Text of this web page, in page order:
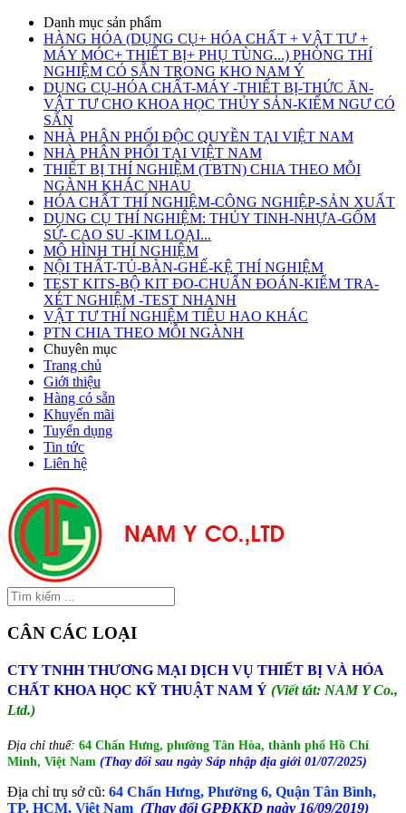
Danh mục sản phẩm
HÀNG HÓA (DỤNG CỤ+ HÓA CHẤT + VẬT TƯ +
MÁY MÓC+ THIẾT BỊ+ PHỤ TÙNG...) PHÒNG THÍ
NGHIỆM CÓ SẴN TRONG KHO NAM Ý
DỤNG CỤ-HÓA CHẤT-MÁY -THIẾT BỊ-THỨC ĂN-
VẬT TƯ CHO KHOA HỌC THỦY SẢN-KIỂM NGƯ CÓ
SẴN
NHÀ PHÂN PHỐI ĐỘC QUYỀN TẠI VIỆT NAM
NHÀ PHÂN PHỐI TẠI VIỆT NAM
THIẾT BỊ THÍ NGHIỆM (TBTN) CHIA THEO MỖI
NGÀNH KHÁC NHAU
HÓA CHẤT THÍ NGHIỆM-CÔNG NGHIỆP-SẢN XUẤT
DỤNG CỤ THÍ NGHIỆM: THỦY TINH-NHỰA-GỐM
SỨ- CAO SU -KIM LOẠI...
MÔ HÌNH THÍ NGHIỆM
NỘI THẤT-TỦ-BÀN-GHẾ-KỆ THÍ NGHIỆM
TEST KITS-BỘ KIT ĐO-CHUẨN ĐOÁN-KIỂM TRA-
XÉT NGHIỆM -TEST NHANH
VẬT TƯ THÍ NGHIỆM TIÊU HAO KHÁC
PTN CHIA THEO MỖI NGÀNH
Chuyên mục
Trang chủ
Giới thiệu
Hàng có sẵn
Khuyến mãi
Tuyển dụng
Tin tức
Liên hệ
CÂN CÁC LOẠI
CTY TNHH THƯƠNG MẠI DỊCH VỤ THIẾT BỊ VÀ HÓA
CHẤT KHOA HỌC KỸ THUẬT NAM Ý (Viết tắt: NAM Y Co.,
Ltd.)
Địa chỉ thuế: 64 Chấn Hưng, phường Tân Hòa, thành phố Hồ Chí
Minh, Việt Nam (Thay đổi sau ngày Sáp nhập địa giới 01/07/2025)
Địa chỉ trụ sở cũ: 64 Chấn Hưng, Phường 6, Quận Tân Bình,
TP. HCM, Việt Nam (Thay đổi GPĐKKD ngày 16/09/2019)